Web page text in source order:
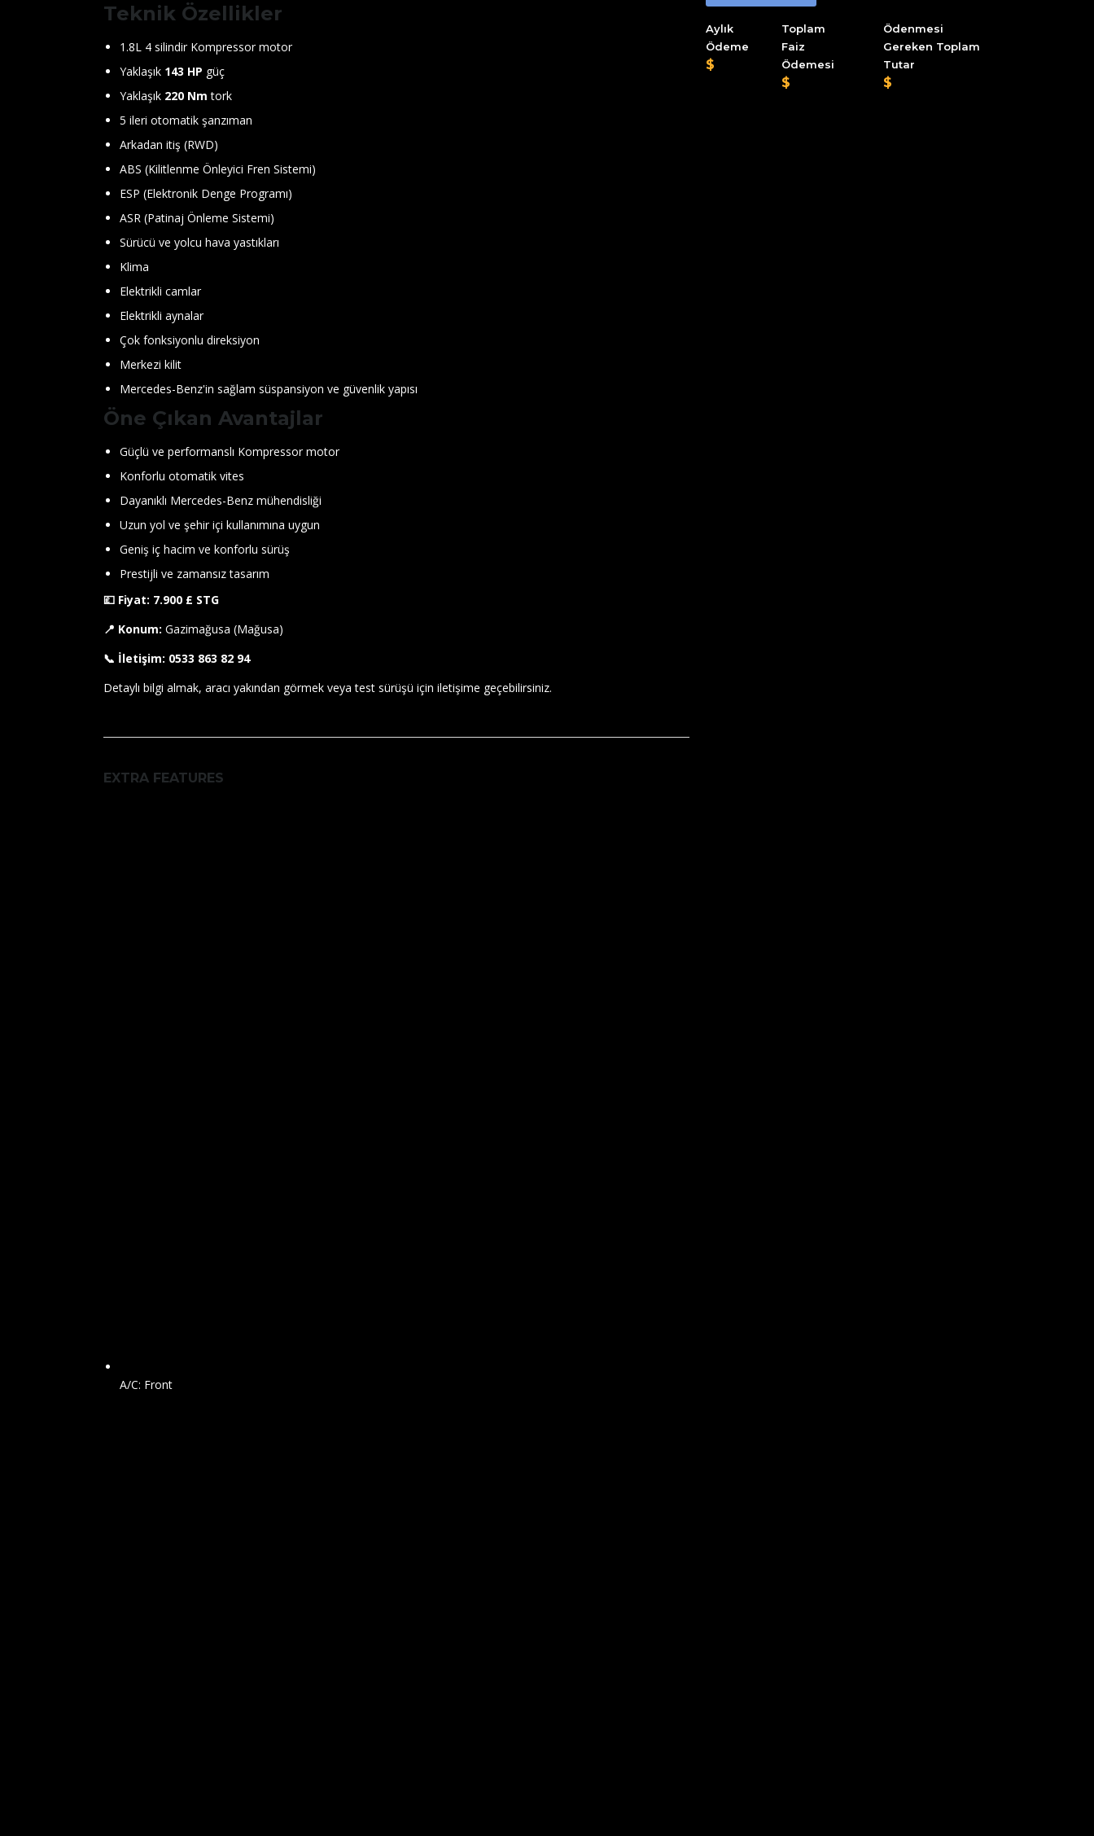
Teknik Özellikler
1.8L 4 silindir Kompressor motor
Yaklaşık 143 HP güç
Yaklaşık 220 Nm tork
5 ileri otomatik şanzıman
Arkadan itiş (RWD)
ABS (Kilitlenme Önleyici Fren Sistemi)
ESP (Elektronik Denge Programı)
ASR (Patinaj Önleme Sistemi)
Sürücü ve yolcu hava yastıkları
Klima
Elektrikli camlar
Elektrikli aynalar
Çok fonksiyonlu direksiyon
Merkezi kilit
Mercedes-Benz'in sağlam süspansiyon ve güvenlik yapısı
Öne Çıkan Avantajlar
Güçlü ve performanslı Kompressor motor
Konforlu otomatik vites
Dayanıklı Mercedes-Benz mühendisliği
Uzun yol ve şehir içi kullanımına uygun
Geniş iç hacim ve konforlu sürüş
Prestijli ve zamansız tasarım
💷 Fiyat: 7.900 £ STG
📍 Konum: Gazimağusa (Mağusa)
📞 İletişim: 0533 863 82 94
Detaylı bilgi almak, aracı yakından görmek veya test sürüşü için iletişime geçebilirsiniz.
EXTRA FEATURES
A/C: Front
Aylık
Ödeme
Toplam
Faiz
Ödemesi
Ödenmesi
Gereken Toplam
Tutar